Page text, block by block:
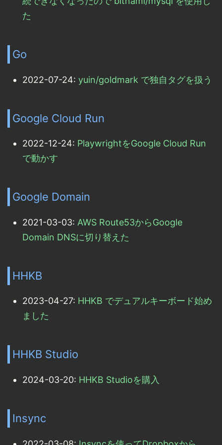
た
Go
2022-07-24: yuin/goldmark で独自タグを扱う
Google Cloud Run
2022-12-24: PlaywrightをGoogle Cloud Run
で動かす
Google Domain
2021-03-03: AWS Route53からGoogle
Domain DNSに切り替えた
HHKB
2023-04-27: HHKB でデュアルキーボード始め
ました
HHKB Studio
2024-03-20: HHKB Studioを購入
Insync